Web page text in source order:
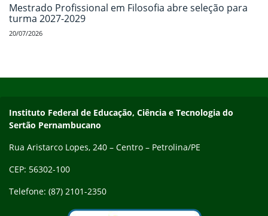
Mestrado Profissional em Filosofia abre seleção para
turma 2027-2029
20/07/2026
Endereço
Instituto Federal de Educação, Ciência e Tecnologia do
Sertão Pernambucano
Rua Aristarco Lopes, 240 – Centro – Petrolina/PE
CEP: 56302-100
Telefone: (87) 2101-2350